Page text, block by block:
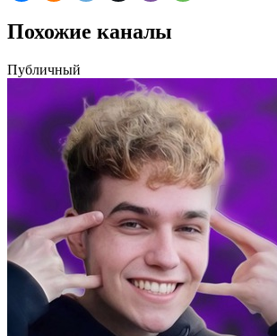
Похожие каналы
Публичный